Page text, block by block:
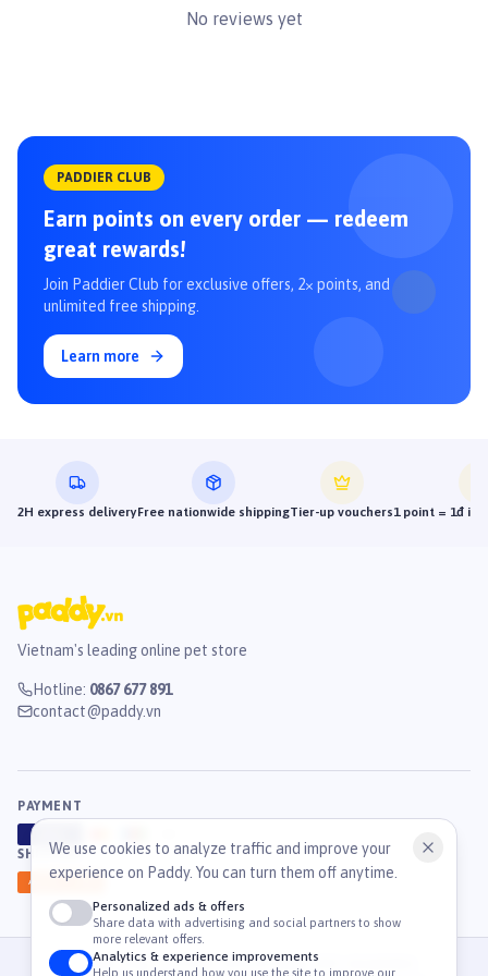
No reviews yet
PADDIER CLUB
Earn points on every order — redeem
great rewards!
Join Paddier Club for exclusive offers, 2× points, and
unlimited free shipping.
Learn more
2H express deliveryFree nationwide shippingTier-up vouchers1 point = 1đ
Vietnam's leading online pet store
Hotline: 0867 677 891
contact@paddy.vn
PAYMENT
SHIPPING
Ahamove
© 2026 Công Ty Cổ Phần TM & DV Paddy. MST: 0316459054.
We use cookies to analyze traffic and improve your
experience on Paddy. You can turn them off anytime.
Personalized ads & offers
Share data with advertising and social partners to show
more relevant offers.
Analytics & experience improvements
Help us understand how you use the site to improve our